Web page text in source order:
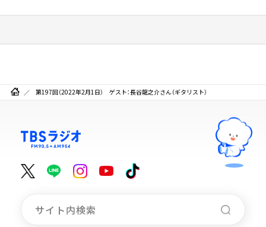
第197回（2022年2月1日） ゲスト：長谷龍之介さん（ギタリスト）